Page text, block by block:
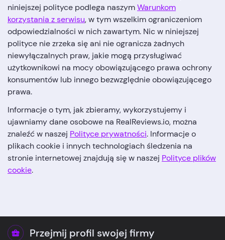
niniejszej polityce podlega naszymWarunkom
korzystania z serwisu, w tym wszelkim ograniczeniom
odpowiedzialności w nich zawartym. Nic w niniejszej
polityce nie zrzeka się ani nie ogranicza żadnych
niewyłączalnych praw, jakie mogą przysługiwać
użytkownikowi na mocy obowiązującego prawa ochrony
konsumentów lub innego bezwzględnie obowiązującego
prawa.
Informacje o tym, jak zbieramy, wykorzystujemy i
ujawniamy dane osobowe na RealReviews.io, można
znaleźć w naszej Polityce prywatności. Informacje o
plikach cookie i innych technologiach śledzenia na
stronie internetowej znajdują się w naszej Polityce plików
cookie.
Przejmij profil swojej firmy